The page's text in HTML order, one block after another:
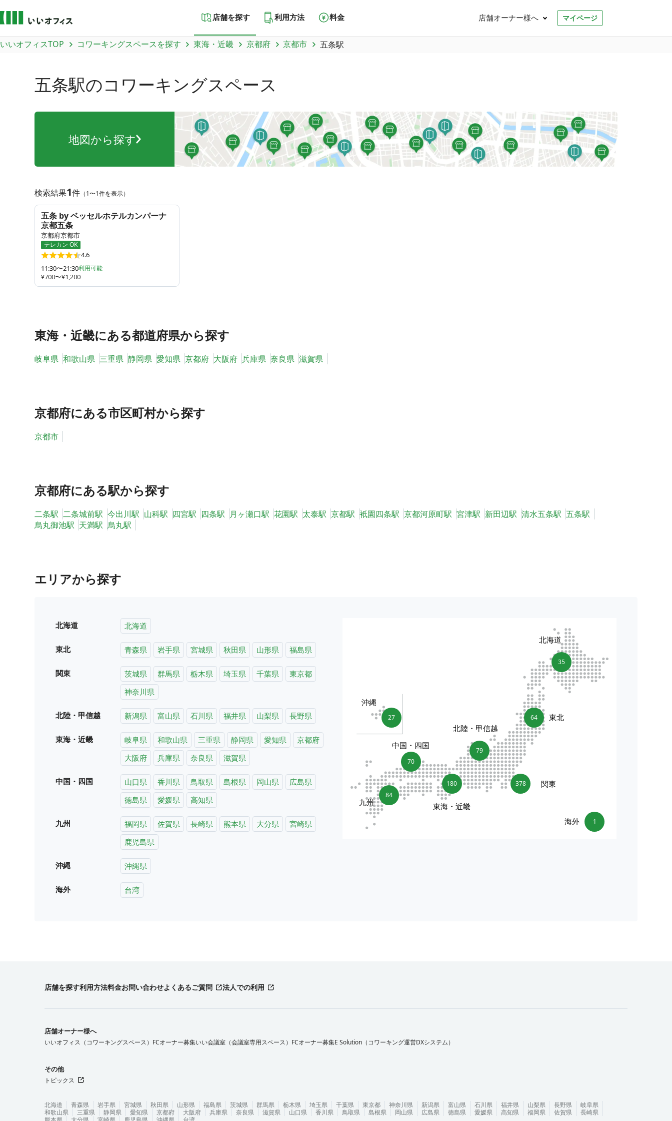
店舗を探す 利用方法 料金 店舗オーナー様へ マイページ
いいオフィスTOP コワーキングスペースを探す 東海・近畿 京都府 京都市 五条駅
五条駅のコワーキングスペース
地図から探す
検索結果1件 （1〜1件を表示）
五条 by ベッセルホテルカンパーナ
京都五条
京都府京都市
テレカン OK
4.6
11:30〜21:30利用可能
¥700〜¥1,200
東海・近畿にある都道府県から探す
岐阜県 和歌山県 三重県 静岡県 愛知県 京都府 大阪府 兵庫県 奈良県 滋賀県
京都府にある市区町村から探す
京都市
京都府にある駅から探す
二条駅 二条城前駅 今出川駅 山科駅 四宮駅 四条駅 月ヶ瀬口駅 花園駅 太泰駅 京都駅 衹園四条駅 京都河原町駅 宮津駅 新田辺駅 清水五条駅 五条駅
烏丸御池駅 天満駅 烏丸駅
エリアから探す
北海道 北海道
東北 青森県 岩手県 宮城県 秋田県 山形県 福島県
関東 茨城県 群馬県 栃木県 埼玉県 千葉県
東京都
神奈川県
北陸・甲信越 新潟県 富山県 石川県 福井県 山梨県 長野県
東海・近畿 岐阜県 和歌山県 三重県 静岡県 愛知県
京都府
大阪府
兵庫県 奈良県 滋賀県
中国・四国 山口県 香川県 鳥取県 島根県 岡山県
広島県
徳島県
愛媛県 高知県
九州 福岡県 佐賀県 長崎県 熊本県 大分県
宮崎県
鹿児島県
沖縄 沖縄県
海外 台湾
35
北海道
64 東北
378 関東
79
北陸・甲信越
180
東海・近畿
70
中国・四国
84
九州
27
沖縄
1
海外
店舗を探す利用方法料金お問い合わせよくあるご質問 法人での利用
店舗オーナー様へ
いいオフィス（コワーキングスペース）FCオーナー募集いい会議室（会議室専用スペース）FCオーナー募集E Solution（コワーキング運営DXシステム）
その他
トピックス
北海道 青森県 岩手県 宮城県 秋田県 山形県 福島県 茨城県 群馬県 栃木県 埼玉県 千葉県 東京都 神奈川県 新潟県 富山県 石川県 福井県 山梨県 長野県
岐阜県
和歌山県
三重県 静岡県 愛知県 京都府 大阪府 兵庫県 奈良県 滋賀県 山口県 香川県 鳥取県 島根県 岡山県 広島県 徳島県 愛媛県 高知県 福岡県 佐賀県
長崎県